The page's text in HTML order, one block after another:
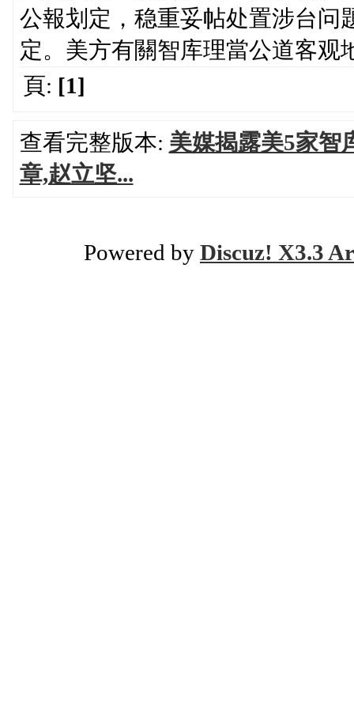
公報划定，稳重妥帖处置涉台问
定。美方有關智库理當公道客观
頁: [1]
查看完整版本: 美媒揭露美5家智
章,赵立坚...
Powered by Discuz! X3.3